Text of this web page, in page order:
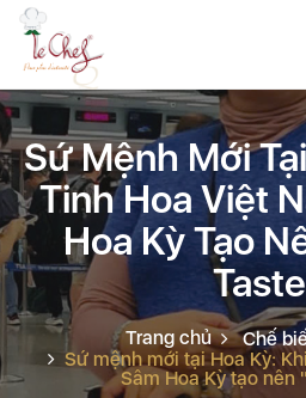
Sứ Mệnh Mới
Tinh Hoa Việt
Hoa Kỳ Tạo
Trang chủ
Chế
Sứ mệnh mới tại Hoa Kỳ:
Sâm Hoa Kỳ tạo nên